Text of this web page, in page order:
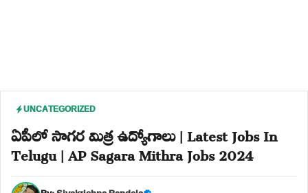
UNCATEGORIZED
ఏపీలో సాగర మిత్ర ఉద్యోగాలు | Latest Jobs In
Telugu | AP Sagara Mithra Jobs 2024